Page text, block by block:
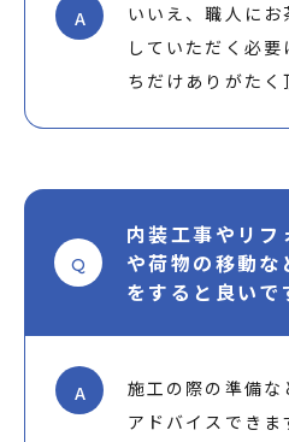
A
いいえ、職人に
していただく必
ちだけありがたく
Q
内装工事やリフ
や荷物の移動な
をすると良いで
A
施工の際の準備な
アドバイスでき